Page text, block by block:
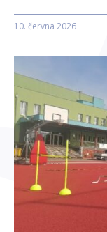
10. června 2026